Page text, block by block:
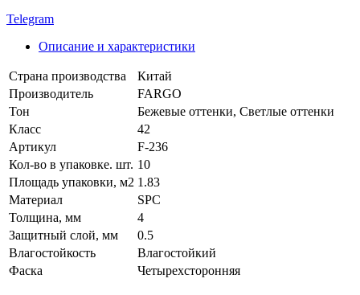
Telegram
Описание и характеристики
Страна производства
Китай
Производитель
FARGO
Тон
Бежевые оттенки, Светлые оттенки
Класс
42
Артикул
F-236
Кол-во в упаковке. шт. 10
Площадь упаковки, м2 1.83
Материал
SPC
Толщина, мм
4
Защитный слой, мм
0.5
Влагостойкость
Влагостойкий
Фаска
Четырехсторонняя